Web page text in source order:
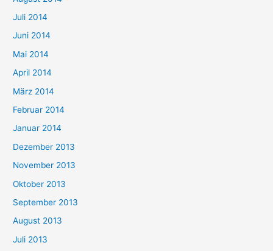
Juli 2014
Juni 2014
Mai 2014
April 2014
März 2014
Februar 2014
Januar 2014
Dezember 2013
November 2013
Oktober 2013
September 2013
August 2013
Juli 2013